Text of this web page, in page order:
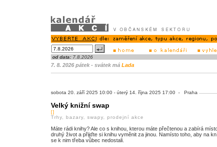
od data: 7.8.2026
7. 8. 2026 pátek - svátek má Lada
sobota 20. září 2025 10:00 - úterý 14. října 2025 17:00 - Praha
Velký knižní swap
[]
Trhy, bazary, swapy, prodejní akce
Máte rádi knihy? Ale co s knihou, kterou máte přečtenou a zabírá
druhý život a přijďte si knihu vyměnit za jinou. Namísto toho, aby na
se k nim třeba vůbec nedostali.